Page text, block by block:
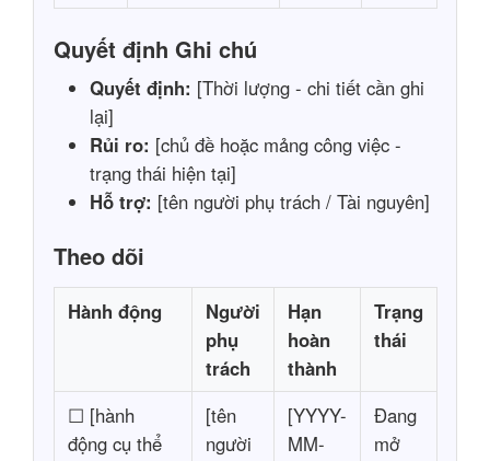
Quyết định Ghi chú
Quyết định: [Thời lượng - chi tiết cần ghi
lại]
Rủi ro: [chủ đề hoặc mảng công việc -
trạng thái hiện tại]
Hỗ trợ: [tên người phụ trách / Tài nguyên]
Theo dõi
Hành động
Người
phụ
trách
Hạn
hoàn
thành
Trạng
thái
☐ [hành
động cụ thể
[tên
người
[YYYY-
MM-
Đang
mở